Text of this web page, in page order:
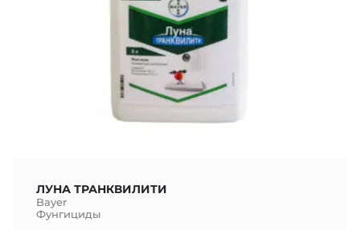
ЛУНА ТРАНКВИЛИТИ
Bayer
Фунгициды